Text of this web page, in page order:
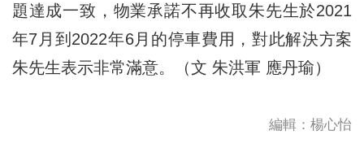
題達成一致，物業承諾不再收取朱先生於2021
年7月到2022年6月的停車費用，對此解決方案
朱先生表示非常滿意。（文 朱洪軍 應丹瑜）
編輯：楊心怡